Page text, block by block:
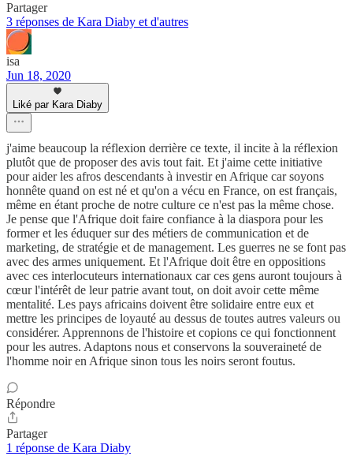
Partager
3 réponses de Kara Diaby et d'autres
isa
Jun 18, 2020
Liké par Kara Diaby
j'aime beaucoup la réflexion derrière ce texte, il incite à la réflexion
plutôt que de proposer des avis tout fait. Et j'aime cette initiative
pour aider les afros descendants à investir en Afrique car soyons
honnête quand on est né et qu'on a vécu en France, on est français,
même en étant proche de notre culture ce n'est pas la même chose.
Je pense que l'Afrique doit faire confiance à la diaspora pour les
former et les éduquer sur des métiers de communication et de
marketing, de stratégie et de management. Les guerres ne se font pas
avec des armes uniquement. Et l'Afrique doit être en oppositions
avec ces interlocuteurs internationaux car ces gens auront toujours à
cœur l'intérêt de leur patrie avant tout, on doit avoir cette même
mentalité. Les pays africains doivent être solidaire entre eux et
mettre les principes de loyauté au dessus de toutes autres valeurs ou
considérer. Apprennons de l'histoire et copions ce qui fonctionnent
pour les autres. Adaptons nous et conservons la souveraineté de
l'homme noir en Afrique sinon tous les noirs seront foutus.
Répondre
Partager
1 réponse de Kara Diaby